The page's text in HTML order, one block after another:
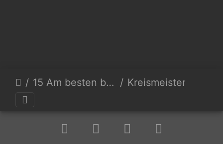
15 Am besten bewertet Kreismeisterschaft 2022 hmp-25